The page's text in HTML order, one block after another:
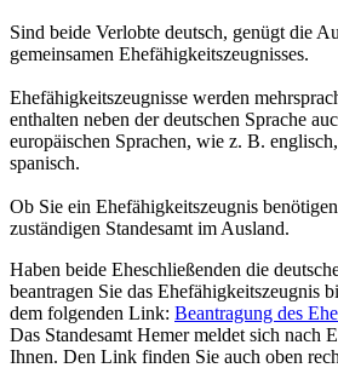
Sind beide Verlobte deutsch, genügt die
gemeinsamen Ehefähigkeitszeugnisses.
Ehefähigkeitszeugnisse werden
enthalten neben der deutschen Sprache
europäischen Sprachen, wie z. B.
spanisch.
Ob Sie ein Ehefähigkeitszeugnis
zuständigen Standesamt im Ausland.
Haben beide Eheschließenden die
beantragen Sie das Ehefähigkeitszeugnis
dem folgenden Link: Beantragung des
Das Standesamt Hemer meldet sich nach
Ihnen. Den Link finden Sie auch oben